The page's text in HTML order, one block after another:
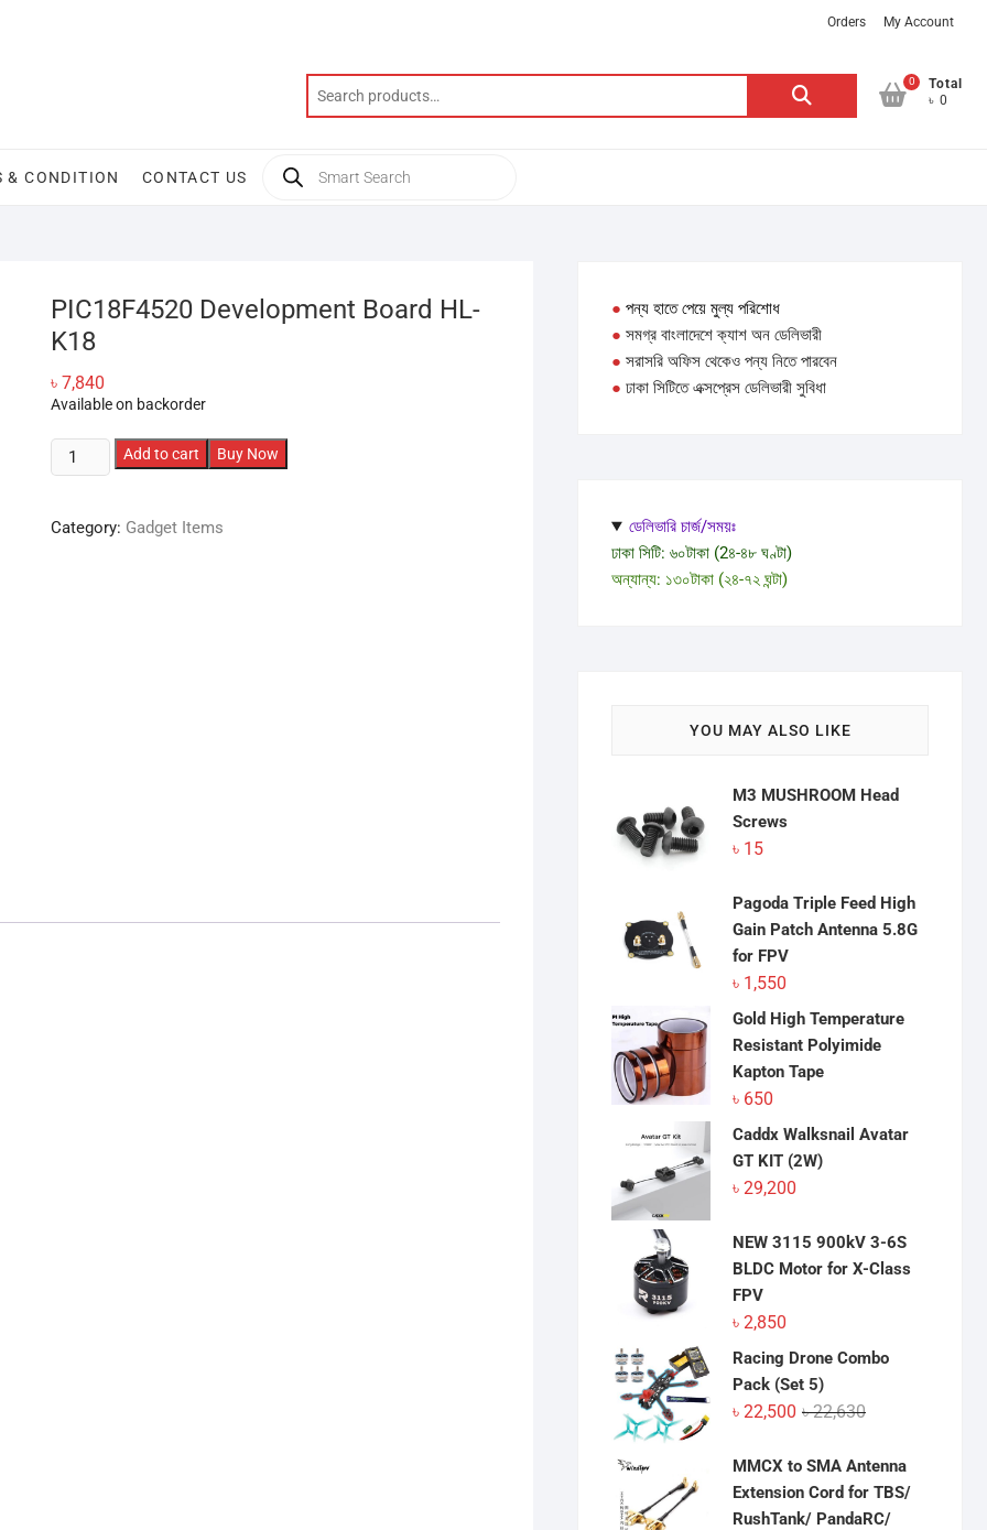
Orders My Account
Search
0
Total
৳ 0
& CONDITION CONTACT US
search
PIC18F4520 Development Board HL-
K18
৳ 7,840
Available on backorder
PIC18F4520
Development
HL-
Add to cart Buy Now
Category: Gadget Items
● পন্য হাতে পেয়ে মুল্য পরিশোধ
● সমগ্র বাংলাদেশে ক্যাশ অন ডেলিভারী
● সরাসরি অফিস থেকেও পন্য নিতে পারবেন
● ঢাকা সিটিতে এক্সপ্রেস ডেলিভারী সুবিধা
ডেলিভারি চার্জ/সময়ঃ
ঢাকা সিটি: ৬০টাকা (2৪-৪৮ ঘণ্টা)
অন্যান্য: ১৩০টাকা (২৪-৭২ ঘন্টা)
YOU MAY ALSO LIKE
M3 MUSHROOM Head
Screws
৳ 15
Pagoda Triple Feed High
Gain Patch Antenna 5.8G
for FPV
৳ 1,550
Gold High Temperature
Resistant Polyimide
Kapton Tape
৳ 650
Caddx Walksnail Avatar
GT KIT (2W)
৳ 29,200
NEW 3115 900kV 3-6S
BLDC Motor for X-Class
FPV
৳ 2,850
Racing Drone Combo
Pack (Set 5)
৳22,630Original
was:
৳ 22,630.
৳ 22,500
Current
is:
৳ 22,500.
MMCX to SMA Antenna
Extension Cord for TBS/
RushTank/ PandaRC/